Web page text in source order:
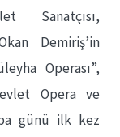
Sanatçısı,
Demiriş’in
Operası”,
Opera ve
günü ilk kez